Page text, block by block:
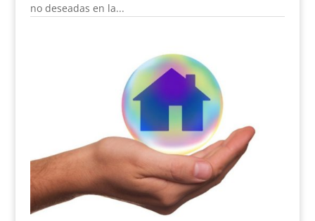
no deseadas en la...